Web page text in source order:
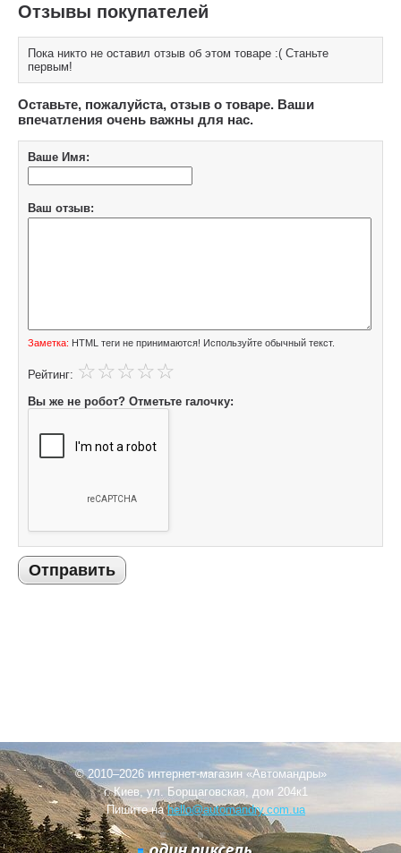
Отзывы покупателей
Пока никто не оставил отзыв об этом товаре :( Станьте
первым!
Оставьте, пожалуйста, отзыв о товаре. Ваши
впечатления очень важны для нас.
Ваше Имя:
Ваш отзыв:
Заметка: HTML теги не принимаются! Используйте обычный текст.
Рейтинг:
Вы же не робот? Отметьте галочку:
Отправить
© 2010–2026 интернет-магазин «Автомандры»
г. Киев, ул. Борщаговская, дом 204к1
Пишите наhello@automandry.com.ua